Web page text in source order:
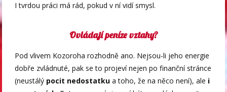
I tvrdou práci má rád, pokud v ní vidí smysl.
Ovládají peníze vztahy?
Pod vlivem Kozoroha rozhodně ano. Nejsou-li jeho energie
dobře zvládnuté, pak se to projeví nejen po finanční stránce
(neustálý pocit nedostatku a toho, že na něco není), ale i